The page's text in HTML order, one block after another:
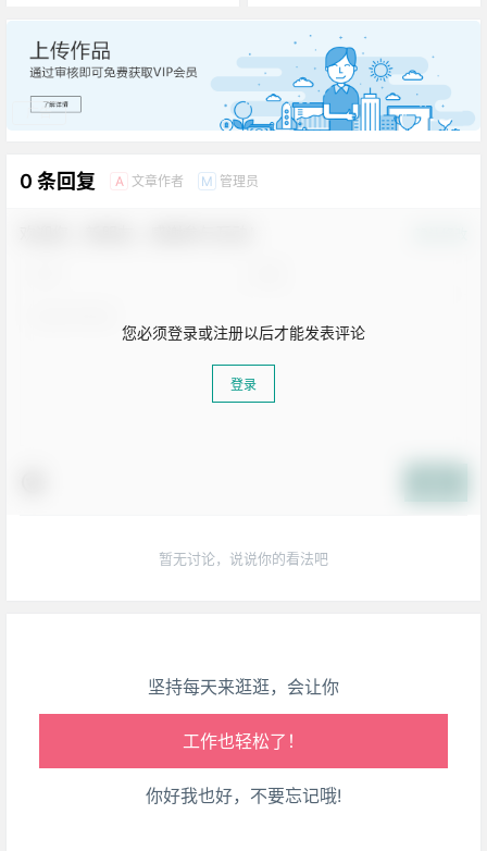
广告
0 条回复 A 文章作者 M 管理员
您必须登录或注册以后才能发表评论
登录
暂无讨论，说说你的看法吧
坚持每天来逛逛，会让你
腰也不酸了！
工作也轻松了！
你好我也好，不要忘记哦!